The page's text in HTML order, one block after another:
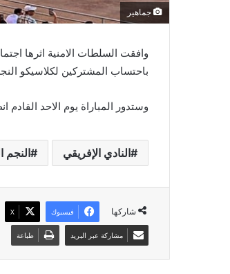
جماهير
باحتساب المشتركين لكلاسيكو
وستدور المباراة يوم الاحد
النادي الإفريقي النجم
شاركها فيسبوك ‫X
مشاركة عبر البريد طباعة